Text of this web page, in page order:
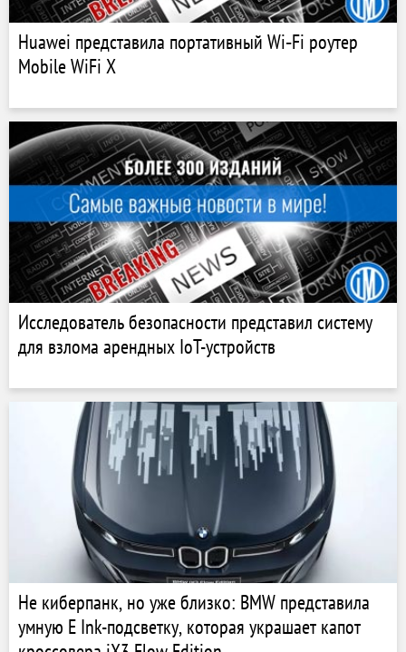
Huawei представила портативный Wi‑Fi роутер
Mobile WiFi X
Исследователь безопасности представил систему
для взлома арендных IoT-устройств
Не киберпанк, но уже близко: BMW представила
умную E Ink-подсветку, которая украшает капот